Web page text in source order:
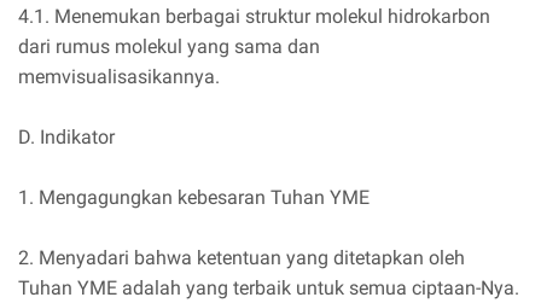
4.1. Menemukan berbagai struktur molekul hidrokarbon
dari rumus molekul yang sama dan
memvisualisasikannya.
D. Indikator
1. Mengagungkan kebesaran Tuhan YME
2. Menyadari bahwa ketentuan yang ditetapkan oleh
Tuhan YME adalah yang terbaik untuk semua ciptaan-Nya.